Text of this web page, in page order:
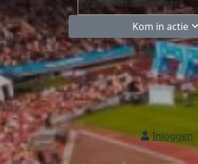
Kom in actie
Inloggen